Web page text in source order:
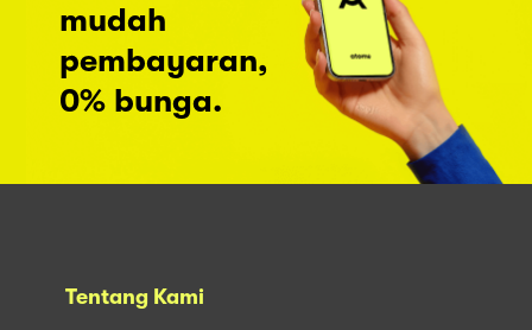
mudah
pembayaran,
0% bunga.
Tentang Kami